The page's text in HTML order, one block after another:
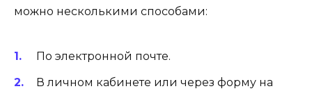
можно несколькими способами:
По электронной почте.
В личном кабинете или через форму на